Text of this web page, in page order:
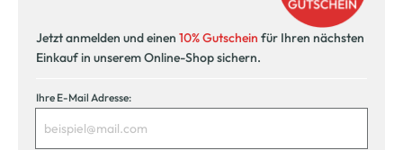
Jetzt anmelden und einen 10% Gutschein für Ihren nächsten
Einkauf in unserem Online-Shop sichern.
Ihre E-Mail Adresse: